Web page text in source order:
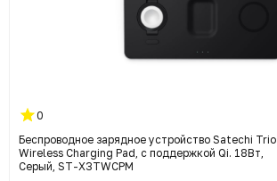
0
Беспроводное зарядное устройство Satechi Trio
Wireless Charging Pad, с поддержкой Qi. 18Вт,
Серый, ST-X3TWCPM